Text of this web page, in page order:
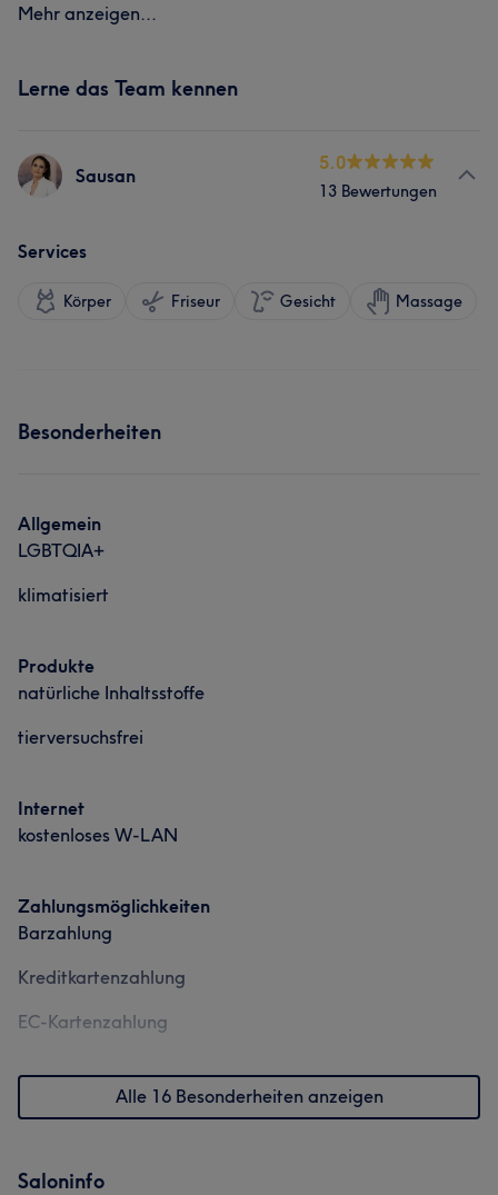
Mehr anzeigen...
Lerne das Team kennen
Sausan
5.0
13 Bewertungen
Services
Körper Friseur Gesicht Massage
Besonderheiten
Allgemein
LGBTQIA+
klimatisiert
Produkte
natürliche Inhaltsstoffe
tierversuchsfrei
Internet
kostenloses W-LAN
Zahlungsmöglichkeiten
Barzahlung
Kreditkartenzahlung
EC-Kartenzahlung
Alle 16 Besonderheiten anzeigen
Saloninfo